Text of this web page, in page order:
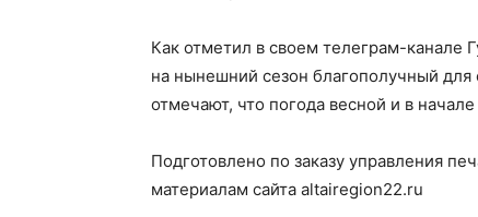
Как отметил в своем телеграм-канале
на нынешний сезон благополучный
отмечают, что погода весной и в
Подготовлено по заказу управления
материалам сайта altairegion22.ru